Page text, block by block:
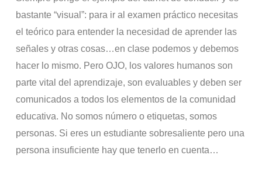
bastante “visual”: para ir al examen práctico necesitas
el teórico para entender la necesidad de aprender las
señales y otras cosas…en clase podemos y debemos
hacer lo mismo. Pero OJO, los valores humanos son
parte vital del aprendizaje, son evaluables y deben ser
comunicados a todos los elementos de la comunidad
educativa. No somos número o etiquetas, somos
personas. Si eres un estudiante sobresaliente pero una
persona insuficiente hay que tenerlo en cuenta…